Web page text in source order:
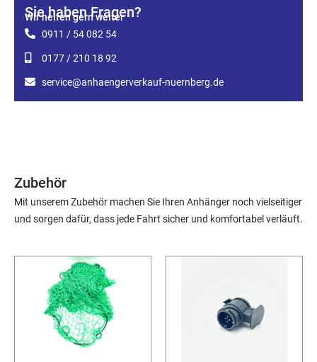
Sie haben Fragen?
Wir helfen gern weiter
0911 / 54 082 54
0177 / 210 18 92
service@anhaengerverkauf-nuernberg.de
Zubehör
Mit unserem Zubehör machen Sie Ihren Anhänger noch vielseitiger
und sorgen dafür, dass jede Fahrt sicher und komfortabel verläuft.